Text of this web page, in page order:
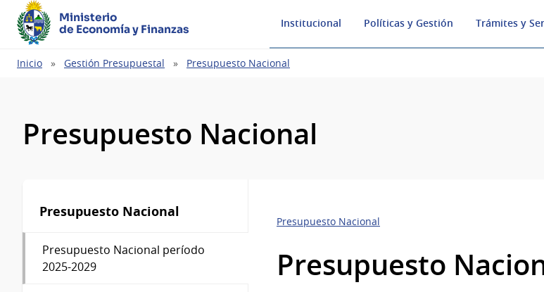
Ministerio
de Economía y Finanzas
Institucional Políticas y Gestión Trámites y
Ruta
Inicio Gestión Presupuestal Presupuesto Nacional
Presupuesto Nacional
Presupuesto Nacional
Presupuesto Nacional período
2025-2029
Presupuesto Nacional
Presupuesto